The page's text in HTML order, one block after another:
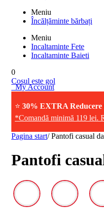
Meniu
Încălțăminte bărbați
Meniu
Incaltaminte Fete
Incaltaminte Baieti
0
Cosul este gol
My Account
⭐ 30% EXTRA Reducere
*Comandă minimă 119 lei.
Pagina start/Pantofi casual
Pantofi